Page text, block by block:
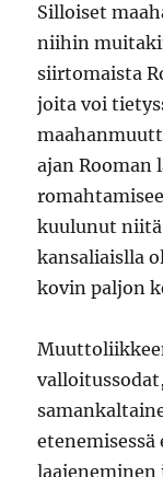
Silloiset
niihin
siirtomaista
joita voi
ajan Rooman
kuulunut niitä
kansaliaislla
kovin paljon
etenemisessä